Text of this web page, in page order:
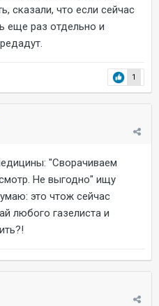
сказали, что если сейчас
еще раз отдельно и
1
"Сворачиваем
Не выгодно" ищу
это чтож сейчас
любого газелиста и